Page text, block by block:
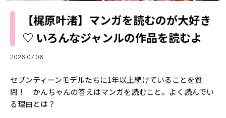
TikTok
Instagram
YouTube
ゲッターズ飯田
MISS SEVENTEEN
ミスセブンティーンニュース
MAGAZINE
【梶原叶渚】マンガを読むのが大好き
♡ いろんなジャンルの作品を読むよ
2026.07.06
セブンティーンモデルたちに1年以上続けていることを質
問！ かんちゃんの答えはマンガを読むこと。よく読んでい
る理由とは？